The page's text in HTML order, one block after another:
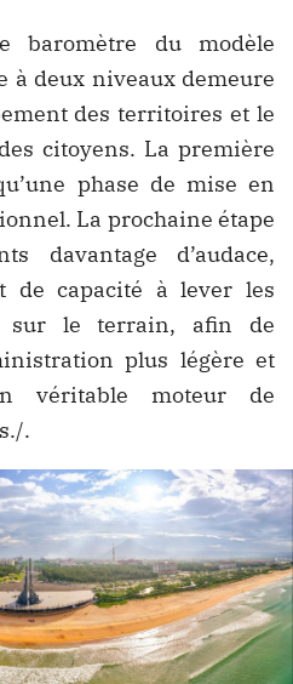
baromètre du modèle
à deux niveaux demeure
des territoires et le
citoyens. La première
phase de mise en
La prochaine étape
davantage d’audace,
de capacité à lever les
sur le terrain, afin de
plus légère et
véritable moteur de
.